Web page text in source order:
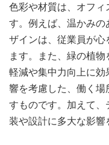
色彩や材質は、オフィ
す。例えば、温かみ
ザインは、従業員が
ます。また、緑の植
軽減や集中力向上に
響を考慮した、働く
すものです。加えて
装や設計に多大な影響